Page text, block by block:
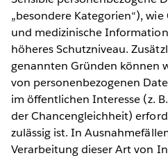
„besondere Kategorien“),
und medizinische
höheres Schutzniveau.
genannten Gründen können
von personenbezogenen
im öffentlichen Interesse (z.
der Chancengleichheit)
zulässig ist. In
Verarbeitung dieser Art von